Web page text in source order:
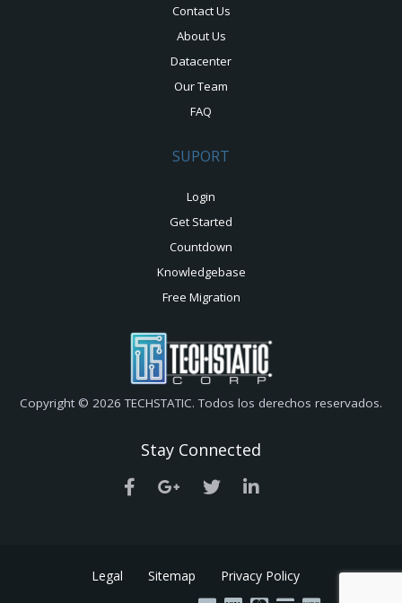
Contact Us
About Us
Datacenter
Our Team
FAQ
SUPORT
Login
Get Started
Countdown
Knowledgebase
Free Migration
Copyright © 2026 TECHSTATIC. Todos los derechos reservados.
Stay Connected
Legal Sitemap Privacy Policy